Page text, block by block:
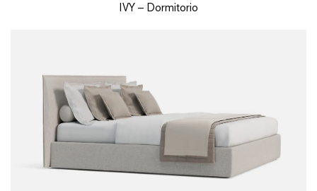
IVY – Dormitorio